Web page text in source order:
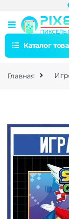
Каталог
Главная